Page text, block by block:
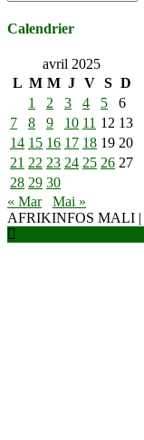
Calendrier
avril 2025
L M M J V S D
1
2 3 4 5
6
7
8 9 10 11 12 13
14 15 16 17 18 19 20
21 22 23 24 25 26 27
28 29 30
« Mar
Mai »
AFRIKINFOS MALI |